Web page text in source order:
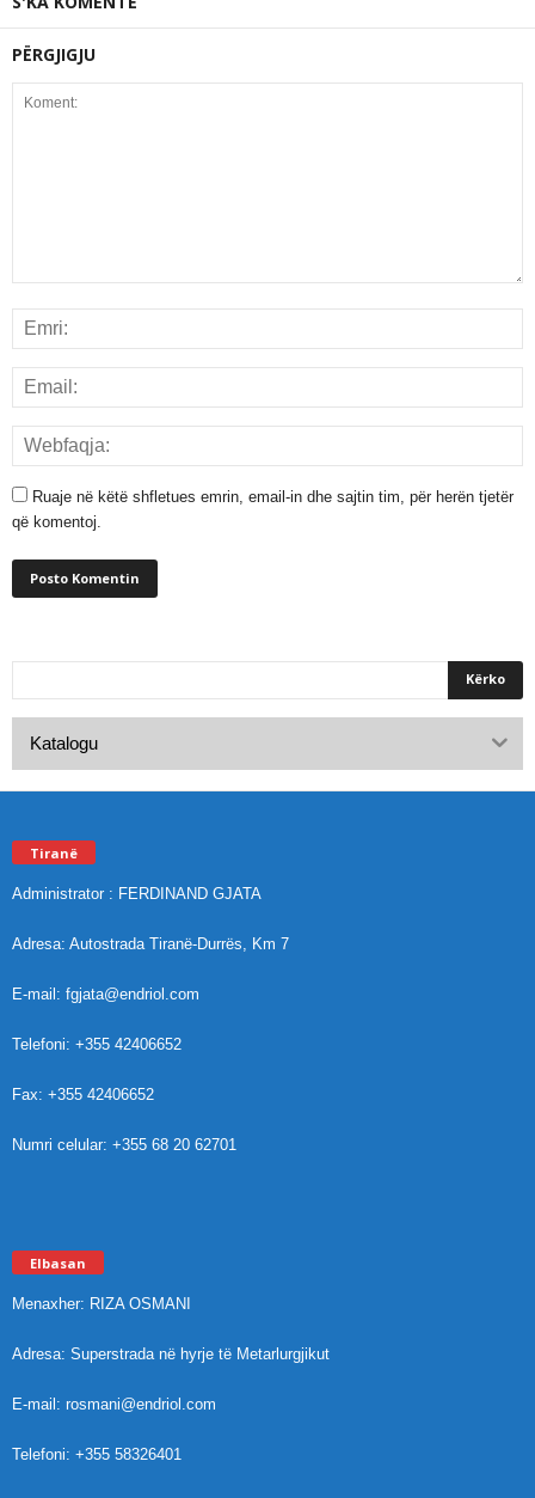
PËRGJIGJU
Ruaje në këtë shfletues emrin, email-in dhe sajtin tim, për herën tjetër
që komentoj.
Katalogu
Tiranë
Administrator : FERDINAND GJATA
Adresa: Autostrada Tiranë-Durrës, Km 7
E-mail: fgjata@endriol.com
Telefoni: +355 42406652
Fax: +355 42406652
Numri celular: +355 68 20 62701
Elbasan
Menaxher: RIZA OSMANI
Adresa: Superstrada në hyrje të Metarlurgjikut
E-mail: rosmani@endriol.com
Telefoni: +355 58326401